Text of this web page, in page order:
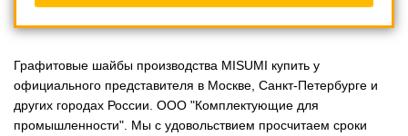
Графитовые шайбы производства MISUMI купить у
официального представителя в Москве, Санкт-Петербурге и
других городах России. ООО "Комплектующие для
промышленности". Мы с удовольствием просчитаем сроки